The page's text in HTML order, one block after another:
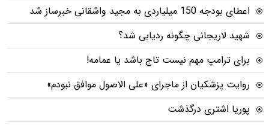
اعطای بودجه 150 میلیاردی به مجید واشقانی خبرساز شد
شهید لاریجانی چگونه ردیابی شد؟
برای ترامپ مهم نیست تاج باشد یا عمامه!
روایت پزشکیان از ماجرای «علی الاصول موافق نبودم»
پوریا اشتری درگذشت